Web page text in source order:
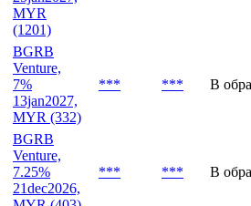
MYR
(1201)
BGRB
Venture,
7%
13jan2027,
MYR (332)
*** *** В
BGRB
Venture,
7.25%
21dec2026,
*** *** В